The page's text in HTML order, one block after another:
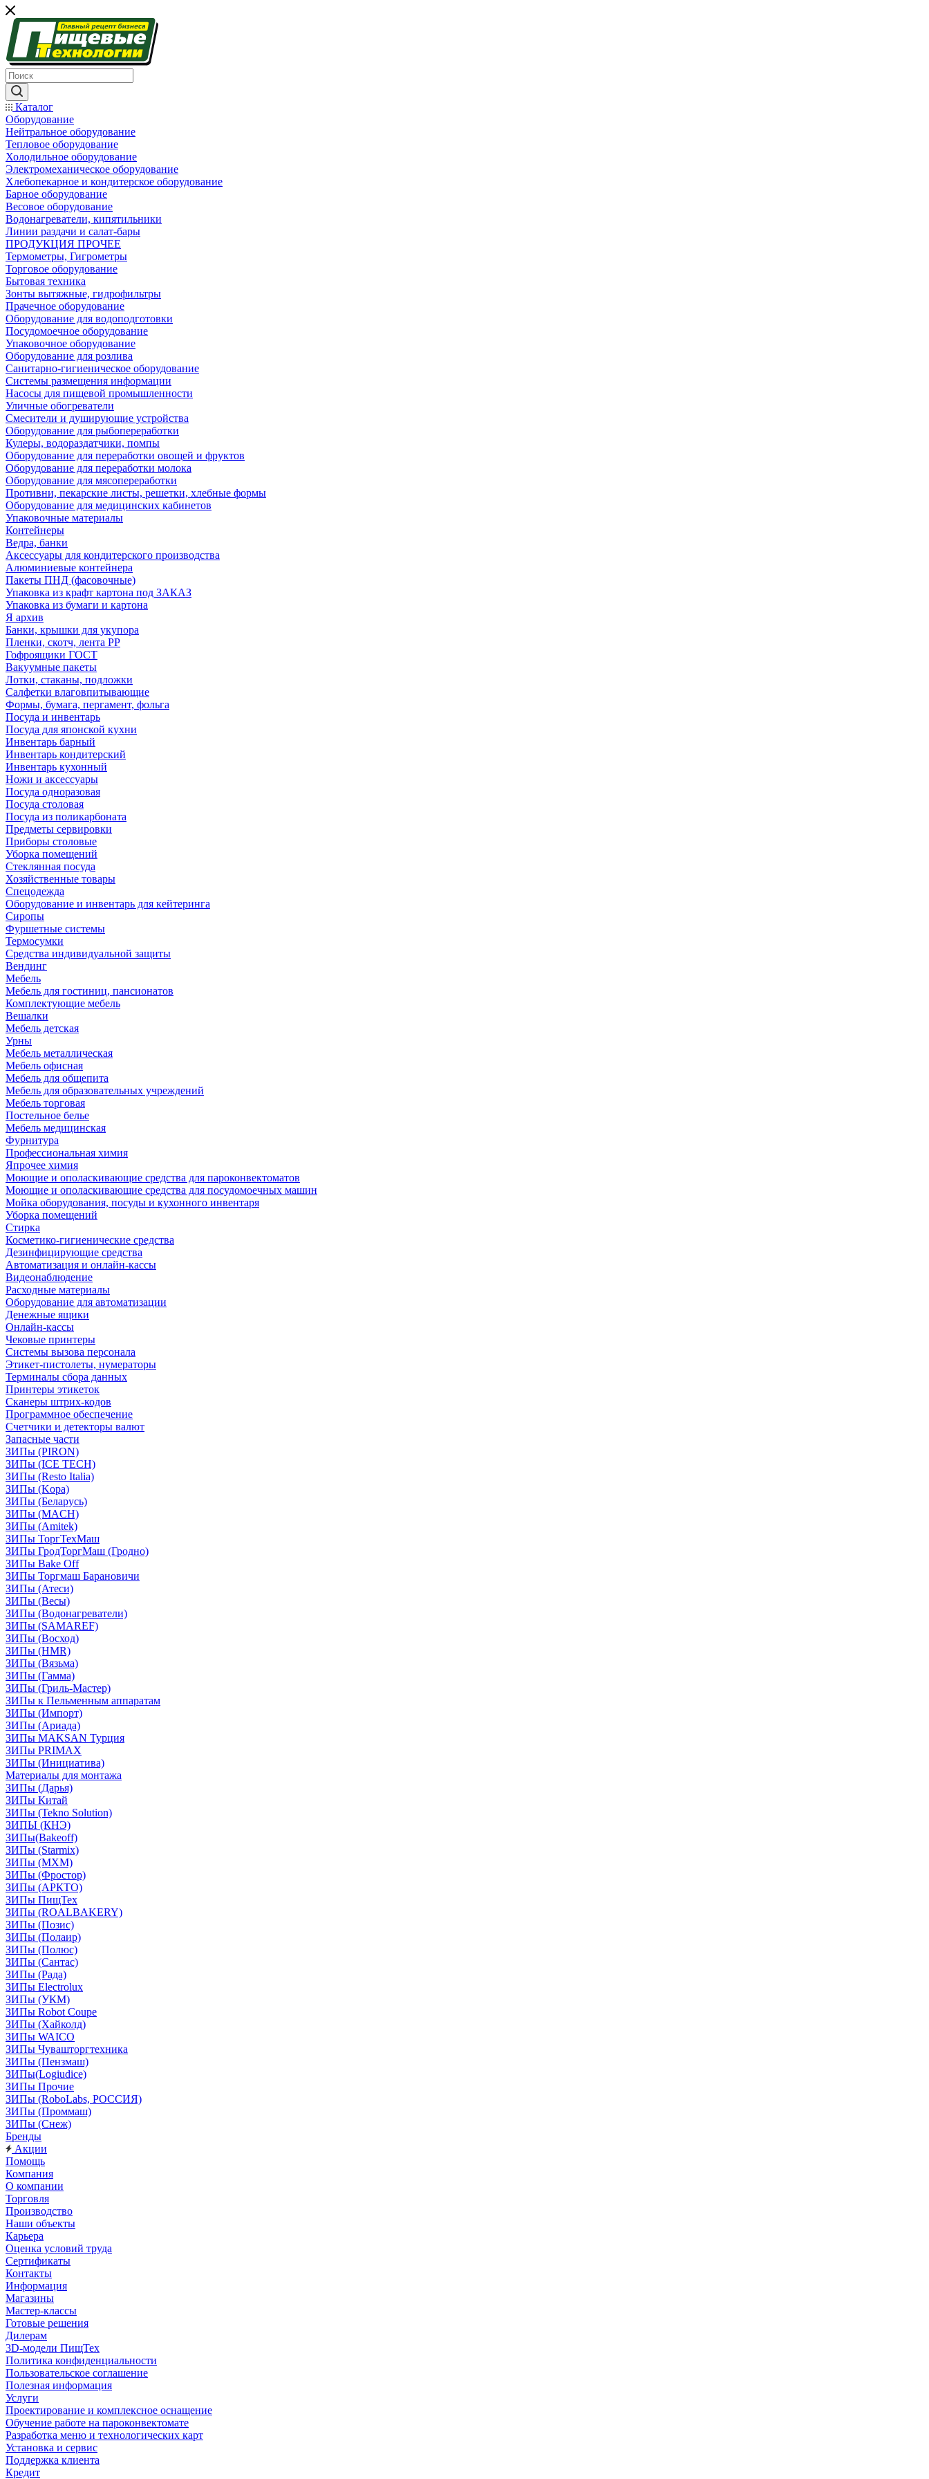
Каталог
Оборудование
Нейтральное оборудование
Тепловое оборудование
Холодильное оборудование
Электромеханическое оборудование
Хлебопекарное и кондитерское оборудование
Барное оборудование
Весовое оборудование
Водонагреватели, кипятильники
Линии раздачи и салат-бары
ПРОДУКЦИЯ ПРОЧЕЕ
Термометры, Гигрометры
Торговое оборудование
Бытовая техника
Зонты вытяжные, гидрофильтры
Прачечное оборудование
Оборудование для водоподготовки
Посудомоечное оборудование
Упаковочное оборудование
Оборудование для розлива
Санитарно-гигиеническое оборудование
Системы размещения информации
Насосы для пищевой промышленности
Уличные обогреватели
Смесители и душирующие устройства
Оборудование для рыбопереработки
Кулеры, водораздатчики, помпы
Оборудование для переработки овощей и фруктов
Оборудование для переработки молока
Оборудование для мясопереработки
Противни, пекарские листы, решетки, хлебные формы
Оборудование для медицинских кабинетов
Упаковочные материалы
Контейнеры
Ведра, банки
Аксессуары для кондитерского производства
Алюминиевые контейнера
Пакеты ПНД (фасовочные)
Упаковка из крафт картона под ЗАКАЗ
Упаковка из бумаги и картона
Я архив
Банки, крышки для укупора
Пленки, скотч, лента РР
Гофроящики ГОСТ
Вакуумные пакеты
Лотки, стаканы, подложки
Салфетки влаговпитывающие
Формы, бумага, пергамент, фольга
Посуда и инвентарь
Посуда для японской кухни
Инвентарь барный
Инвентарь кондитерский
Инвентарь кухонный
Ножи и аксессуары
Посуда одноразовая
Посуда столовая
Посуда из поликарбоната
Предметы сервировки
Приборы столовые
Уборка помещений
Стеклянная посуда
Хозяйственные товары
Спецодежда
Оборудование и инвентарь для кейтеринга
Сиропы
Фуршетные системы
Термосумки
Средства индивидуальной защиты
Вендинг
Мебель
Мебель для гостиниц, пансионатов
Комплектующие мебель
Вешалки
Мебель детская
Урны
Мебель металлическая
Мебель офисная
Мебель для общепита
Мебель для образовательных учреждений
Мебель торговая
Постельное белье
Мебель медицинская
Фурнитура
Профессиональная химия
Япрочее химия
Моющие и ополаскивающие средства для пароконвектоматов
Моющие и ополаскивающие средства для посудомоечных машин
Мойка оборудования, посуды и кухонного инвентаря
Уборка помещений
Стирка
Косметико-гигиенические средства
Дезинфицирующие средства
Автоматизация и онлайн-кассы
Видеонаблюдение
Расходные материалы
Оборудование для автоматизации
Денежные ящики
Онлайн-кассы
Чековые принтеры
Системы вызова персонала
Этикет-пистолеты, нумераторы
Терминалы сбора данных
Принтеры этикеток
Сканеры штрих-кодов
Программное обеспечение
Счетчики и детекторы валют
Запасные части
ЗИПы (PIRON)
ЗИПы (ICE TECH)
ЗИПы (Resto Italia)
ЗИПы (Kopa)
ЗИПы (Беларусь)
ЗИПы (MACH)
ЗИПы (Amitek)
ЗИПы ТоргТехМаш
ЗИПы ГродТоргМаш (Гродно)
ЗИПы Bake Off
ЗИПы Торгмаш Барановичи
ЗИПы (Атеси)
ЗИПы (Весы)
ЗИПы (Водонагреватели)
ЗИПы (SAMAREF)
ЗИПы (Восход)
ЗИПы (HMR)
ЗИПы (Вязьма)
ЗИПы (Гамма)
ЗИПы (Гриль-Мастер)
ЗИПы к Пельменным аппаратам
ЗИПы (Импорт)
ЗИПы (Ариада)
ЗИПы MAKSAN Турция
ЗИПы PRIMAX
ЗИПы (Инициатива)
Материалы для монтажа
ЗИПы (Дарья)
ЗИПы Китай
ЗИПы (Tekno Solution)
ЗИПЫ (КНЭ)
ЗИПы(Bakeoff)
ЗИПы (Starmix)
ЗИПы (МХМ)
ЗИПы (Фростор)
ЗИПы (АРКТО)
ЗИПы ПищТех
ЗИПы (ROALBAKERY)
ЗИПы (Позис)
ЗИПы (Полаир)
ЗИПы (Полюс)
ЗИПы (Сантас)
ЗИПы (Рада)
ЗИПы Electrolux
ЗИПы (УКМ)
ЗИПы Robot Coupe
ЗИПы (Хайколд)
ЗИПы WAICO
ЗИПы Чувашторгтехника
ЗИПы (Пензмаш)
ЗИПы(Logiudice)
ЗИПы Прочие
ЗИПы (RoboLabs, РОССИЯ)
ЗИПы (Проммаш)
ЗИПы (Снеж)
Бренды
Акции
Помощь
Компания
О компании
Торговля
Производство
Наши объекты
Карьера
Оценка условий труда
Сертификаты
Контакты
Информация
Магазины
Мастер-классы
Готовые решения
Дилерам
3D-модели ПищТех
Политика конфиденциальности
Пользовательское соглашение
Полезная информация
Услуги
Проектирование и комплексное оснащение
Обучение работе на пароконвектомате
Разработка меню и технологических карт
Установка и сервис
Поддержка клиента
Кредит